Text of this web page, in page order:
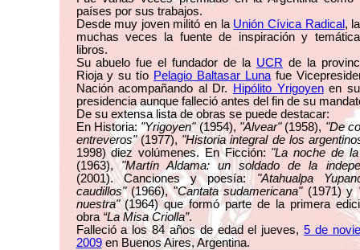
países por sus trabajos.
Desde muy joven militó en la Unión Cívica Radical ,
muchas veces la fuente de inspiración y
libros.
Su abuelo fue el fundador de la UCR de la
Rioja y su tío Pelagio Baltasar Lunafue
Nación acompañando al Dr.
Hipólito Yrigoyenen su
presidencia aunque falleció antes del fin de su
De su extensa lista de obras se puede destacar:
En Historia: "Yrigoyen"(1954), "Alvear"(1958), "De
entreveros"(1977), "Historia integral de los
1998) diez volúmenes. En Ficción: "La noche de
(1963),"Martín Aldama: un soldado de la
(2001). Canciones y poesía: "Atahualpa
caudillos"(1966), "Cantata sudamericana"(1971) y
nuestra"(1964) que formó parte de la primera
obra “La Misa Criolla”.
Falleció a los 84 años de edad el jueves, 5 de
2009en Buenos Aires, Argentina.